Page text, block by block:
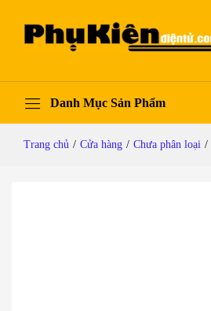
Danh Mục Sản Phẩm
Trang chủ / Cửa hàng / Chưa phân loại /
Đánh giá (0)